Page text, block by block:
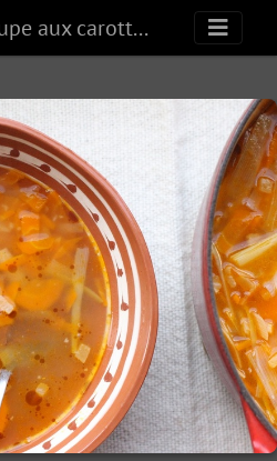
Soupe aux carottes et poireaux